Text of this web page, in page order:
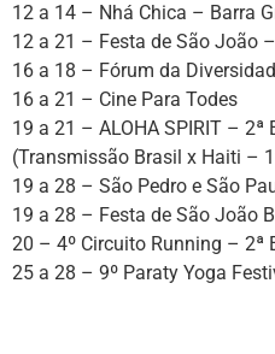
12 a 14 – Nhá Chica – Barra
12 a 21 – Festa de São João
16 a 18 – Fórum da
16 a 21 – Cine Para Todes
19 a 21 – ALOHA SPIRIT –
(Transmissão Brasil x Haiti –
19 a 28 – São Pedro e São
19 a 28 – Festa de São João
20 – 4º Circuito Running – 2ª
25 a 28 – 9º Paraty Yoga